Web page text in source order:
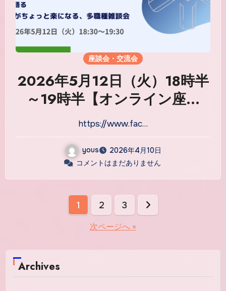
座談会・交流会
2026年5月12日（火）18時半
～19時半【オンライン座談
会】管理者×薬剤師×社労士・
社会福祉士が本音で語る 医
療・福祉の「現場のリアル」
https://www.fac…
yous
2026年4月10日
コメントはまだありません
の
ペ
1 2 3
次ページへ »
Archives